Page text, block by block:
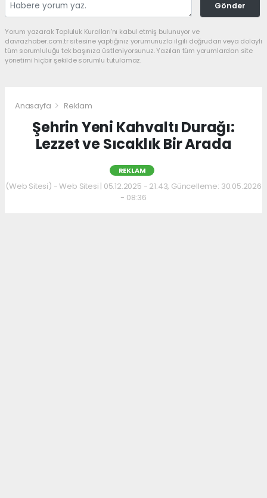
Gönder
Yorum yazarak Topluluk Kuralları’nı kabul etmiş bulunuyor ve
davrazhaber.com.tr sitesine yaptığınız yorumunuzla ilgili doğrudan veya dolaylı
tüm sorumluluğu tek başınıza üstleniyorsunuz. Yazılan tüm yorumlardan site
yönetimi hiçbir şekilde sorumlu tutulamaz.
Anasayfa Reklam
Şehrin Yeni Kahvaltı Durağı:
Lezzet ve Sıcaklık Bir Arada
REKLAM
(Web Sitesi) - Web Sitesi | 05.12.2025 - 21:43, Güncelleme: 30.05.2026
- 08:36